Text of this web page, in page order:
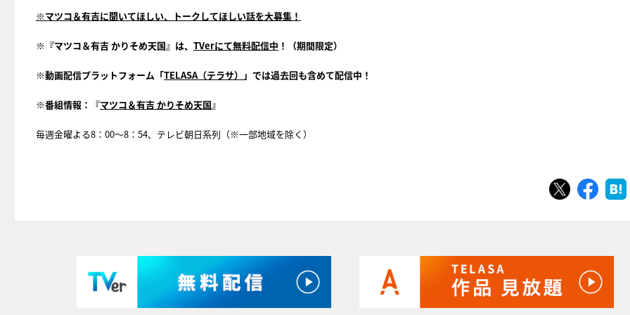
※マツコ＆有吉に聞いてほしい、トークしてほしい話を大募集！
※『マツコ＆有吉 かりそめ天国』は、 TVerにて無料配信中 ！（期間限定）
※動画配信プラットフォーム「TELASA（テラサ） 」では過去回も含めて配信中！
※番組情報：『マツコ＆有吉 かりそめ天国』
毎週金曜よる8：00～8：54、テレビ朝日系列（※一部地域を除く）
ツイートシェア